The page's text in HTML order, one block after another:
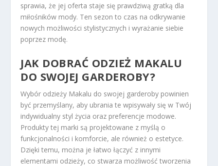
sprawia, że jej oferta staje się prawdziwą gratką dla
miłośników mody. Ten sezon to czas na odkrywanie
nowych możliwości stylistycznych i wyrażanie siebie
poprzez modę.
JAK DOBRAĆ ODZIEŻ MAKALU
DO SWOJEJ GARDEROBY?
Wybór odzieży Makalu do swojej garderoby powinien
być przemyślany, aby ubrania te wpisywały się w Twój
indywidualny styl życia oraz preferencje modowe.
Produkty tej marki są projektowane z myślą o
funkcjonalności i komforcie, ale również o estetyce.
Dzięki temu, można je łatwo łączyć z innymi
elementami odzieży, co stwarza możliwość tworzenia